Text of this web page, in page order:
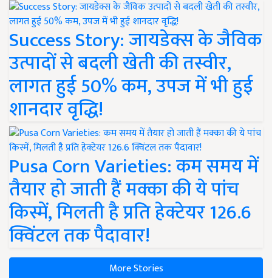
Success Story: जायडेक्स के जैविक
उत्पादों से बदली खेती की तस्वीर,
लागत हुई 50% कम, उपज में भी हुई
शानदार वृद्धि!
Pusa Corn Varieties: कम समय में
तैयार हो जाती हैं मक्का की ये पांच
किस्में, मिलती है प्रति हेक्टेयर 126.6
क्विंटल तक पैदावार!
More Stories